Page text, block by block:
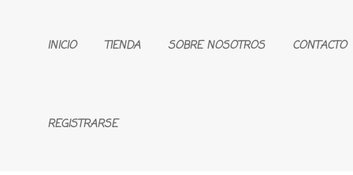
INICIO TIENDA SOBRE NOSOTROS CONTACTO
REGISTRARSE